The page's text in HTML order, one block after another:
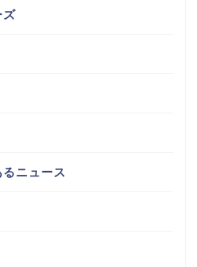
ズ
ニュース